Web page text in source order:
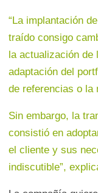
“La implantación
traído consigo
la actualización de
adaptación del
de referencias o la
Sin embargo, la
consistió en
el cliente y sus
indiscutible”,